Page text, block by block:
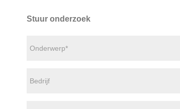
Stuur onderzoek